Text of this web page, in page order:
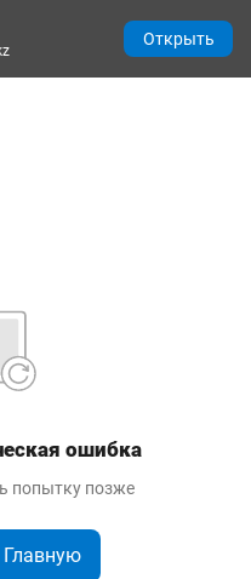
ошибка
попытку позже
Главную
Открыть